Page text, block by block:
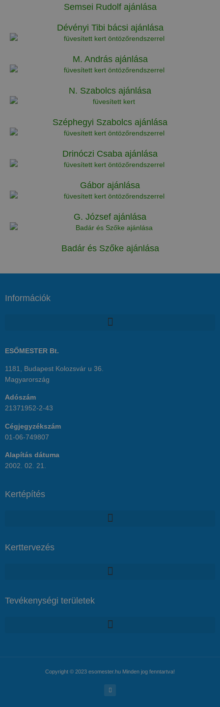
Semsei Rudolf ajánlása
Dévényi Tibi bácsi ajánlása
M. András ajánlása
N. Szabolcs ajánlása
Széphegyi Szabolcs ajánlása
Drinóczi Csaba ajánlása
Gábor ajánlása
G. József ajánlása
Badár és Szőke ajánlása
Információk
ESŐMESTER Bt.
1181, Budapest Kolozsvár u 36.
Magyarország
Adószám
21371952-2-43
Cégjegyzékszám
01-06-749807
Alapítás dátuma
2002. 02. 21.
Kertépítés
Kerttervezés
Tevékenységi területek
Copyright © 2023 esomester.hu Minden jog fenntartva!